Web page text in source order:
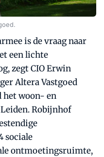
is de vraag naar
een lichte
zegt CIO Erwin
Altera Vastgoed
het woon- en
Robijnhof
sociale
ontmoetingsruimte,